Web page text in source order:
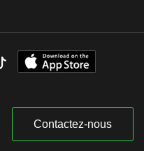
Contactez-nous